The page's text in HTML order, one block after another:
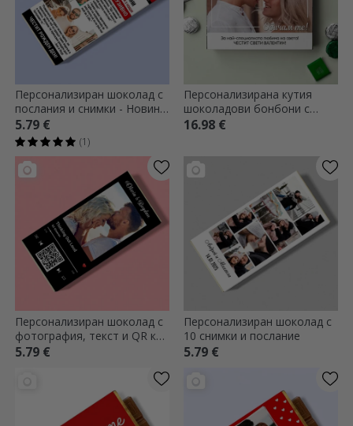
Персонализиран шоколад с
послания и снимки - Новини
от деня
5.79 €
(1)
Персонализирана кутия
шоколадови бонбони с
снимка и послание
16.98 €
Персонализиран шоколад с
фотография, текст и QR код
- Нашата мелодия
5.79 €
Персонализиран шоколад с
10 снимки и послание
5.79 €